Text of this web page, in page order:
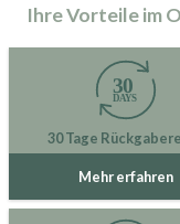
Ihre Vorteile im
30 Tage
Mehr erfahren